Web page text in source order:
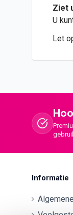
Ziet
U
Let
Informatie